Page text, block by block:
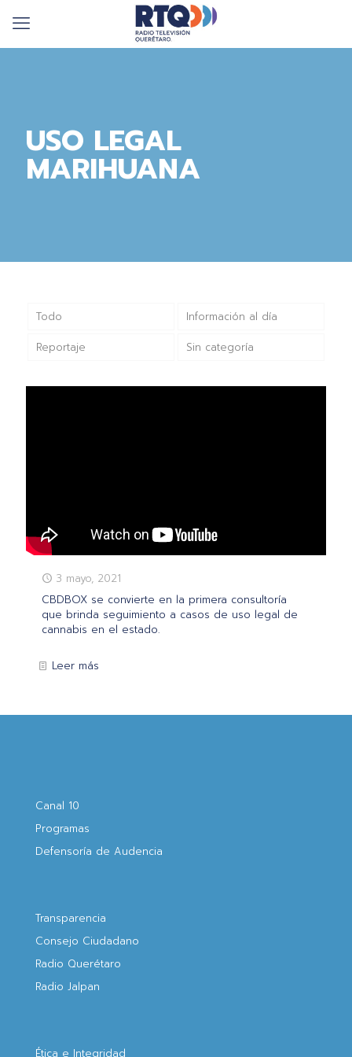
USO LEGAL
MARIHUANA
Todo Información al día
Reportaje Sin categoría
3 mayo, 2021
CBDBOX se convierte en la primera consultoría
que brinda seguimiento a casos de uso legal de
cannabis en el estado.
Leer más
Canal 10
Programas
Defensoría de Audencia
Transparencia
Consejo Ciudadano
Radio Querétaro
Radio Jalpan
Ética e Integridad